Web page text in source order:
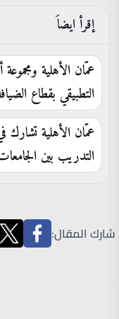
إقرأ ايضاَ
عمّان الأهلية
التطبيقي بقطاع
التدريب بين
شارك المقال: